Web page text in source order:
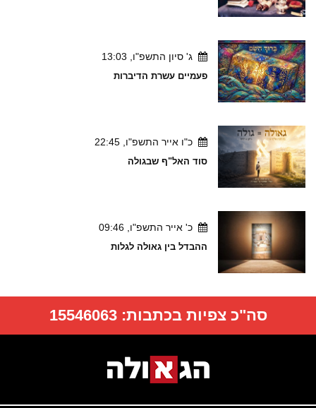
ג' סיון התשפ"ו, 13:03
פעמיים עשרת הדיברות
כ"ו אייר התשפ"ו, 22:45
סוד האל"ף שבגולה
כ' אייר התשפ"ו, 09:46
ההבדל בין גאולה לגלות
סה"כ צפיות בכתבות:15546063